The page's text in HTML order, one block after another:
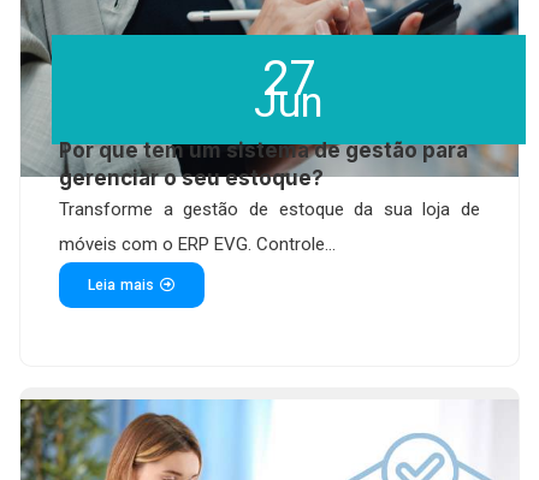
27
Jun
Por que tem um sistema de gestão para
gerenciar o seu estoque?
Transforme a gestão de estoque da sua loja de
móveis com o ERP EVG. Controle...
Leia mais